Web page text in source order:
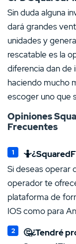
Sin duda alguna
dará grandes
unidades y
rescatable es la
diferencia dan de
haciendo mucho
escoger uno que
Opiniones
Frecuentes
Si deseas operar
operador te
plataforma de
IOS como para
🤔¿Tendré